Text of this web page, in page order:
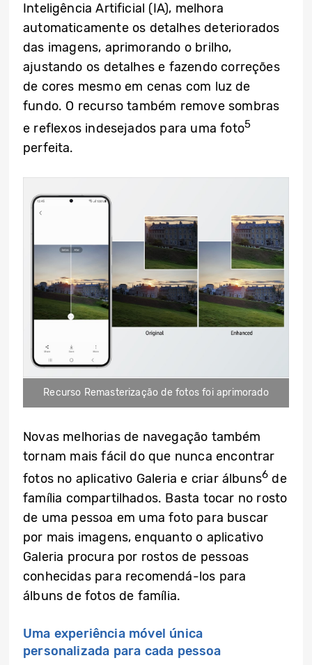
Inteligência Artificial (IA), melhora
automaticamente os detalhes deteriorados
das imagens, aprimorando o brilho,
ajustando os detalhes e fazendo correções
de cores mesmo em cenas com luz de
fundo. O recurso também remove sombras
e reflexos indesejados para uma foto5
perfeita.
Recurso Remasterização de fotos foi aprimorado
Novas melhorias de navegação também
tornam mais fácil do que nunca encontrar
fotos no aplicativo Galeria e criar álbuns6 de
família compartilhados. Basta tocar no rosto
de uma pessoa em uma foto para buscar
por mais imagens, enquanto o aplicativo
Galeria procura por rostos de pessoas
conhecidas para recomendá-los para
álbuns de fotos de família.
Uma experiência móvel única
personalizada para cada pessoa